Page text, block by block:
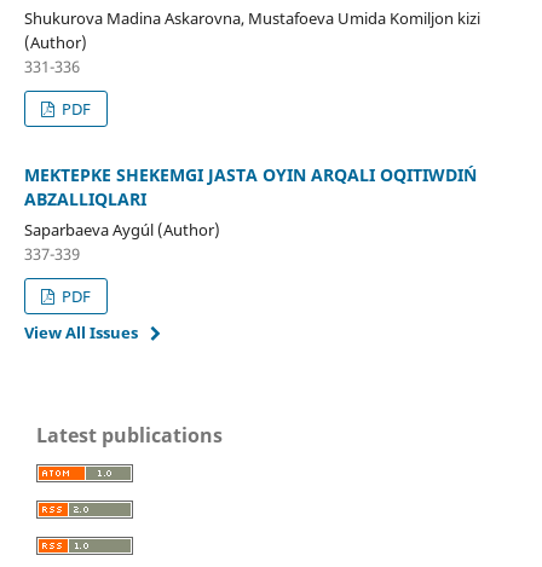
Shukurova Madina Askarovna, Mustafoeva Umida Komiljon kizi
(Author)
331-336
PDF
MEKTEPKE SHEKEMGI JASTA OYIN ARQALI OQITIWDIŃ
ABZALLIQLARI
Saparbaeva Aygúl (Author)
337-339
PDF
View All Issues
Latest publications